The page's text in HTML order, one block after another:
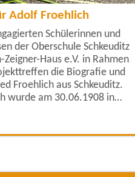
Adolf Froehlich
Schülerinnen und
der Oberschule Schkeuditz
Haus e.V. in Rahmen
die Biografie und
Froehlich aus Schkeuditz.
wurde am 30.06.1908 in
bekamen die Eltern noch